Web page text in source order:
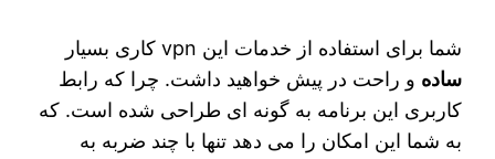
شما برای استفاده از خدمات این vpn کاری بسیار
ساده و راحت در پیش خواهید داشت. چرا که رابط
کاربری این برنامه به گونه ای طراحی شده است. که
به شما این امکان را می دهد تنها با چند ضربه به